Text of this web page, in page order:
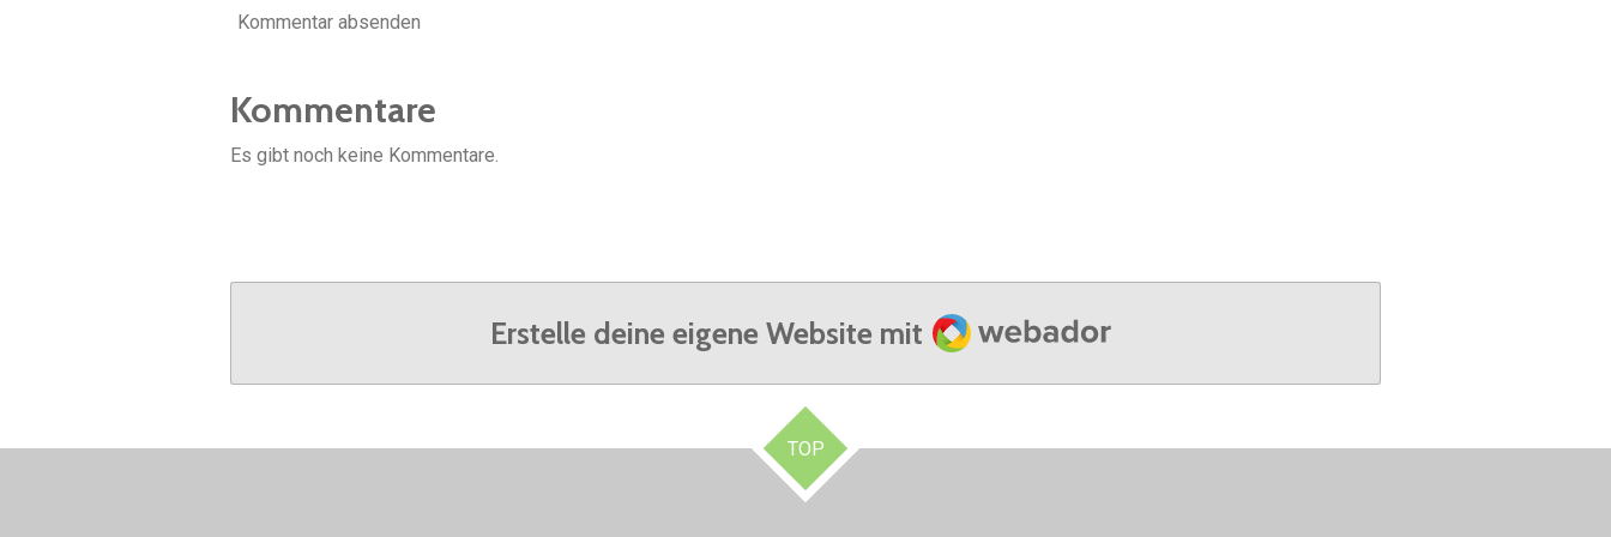
Kommentar absenden
Kommentare
Es gibt noch keine Kommentare.
Erstelle deine eigene Website mit Webador
TOP